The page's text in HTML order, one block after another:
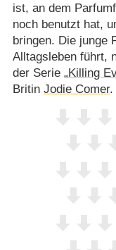
ist, an dem
noch benutzt hat,
bringen. Die junge
Alltagsleben führt,
der Serie „Killing
Britin Jodie Comer.